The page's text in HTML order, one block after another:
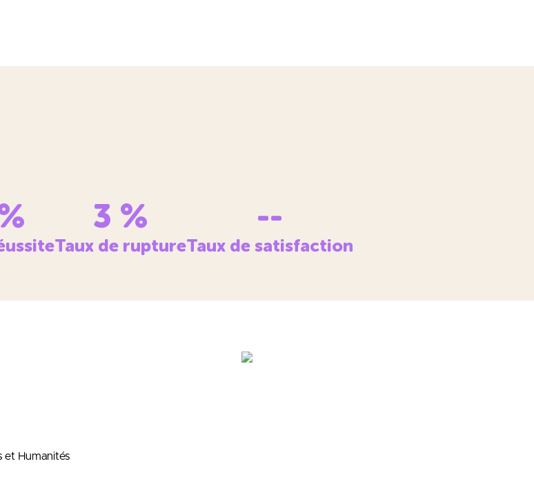
3 %
Taux de rupture
--
Taux de satisfaction
et Humanités